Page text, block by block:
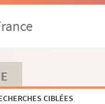
CIBLÉES
et 25 tableaux. 1931
5 actes et 7 tableaux. 1911
Georges Daniel. vers 1964
5 tableaux. 1885